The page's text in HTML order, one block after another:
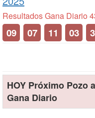
Resultados Gana Diario
09 07 11 03
HOY Próximo Pozo
Gana Diario